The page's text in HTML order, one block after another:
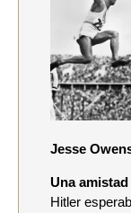
Jesse
Una
Hitler